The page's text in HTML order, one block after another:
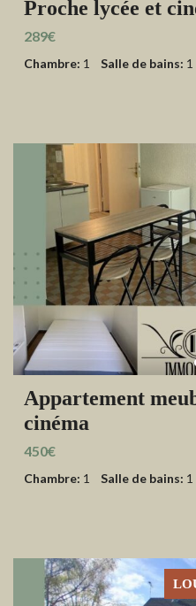
Proche lycée et
289€
Chambre: 1 Salle de bains: 1
Appartement
cinéma
450€
Chambre: 1 Salle de bains: 1